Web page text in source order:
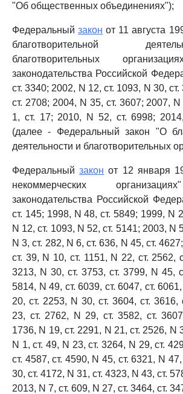
"Об общественных объединениях");
Федеральныйзакон от 11 августа
благотворительной
благотворительных
законодательства Российской
ст. 3340; 2002, N 12, ст. 1093, N 30,
ст. 2708; 2004, N 35, ст. 3607; 2007, N
1, ст. 17; 2010, N 52, ст. 6998;
(далее - Федеральный закон "О
деятельности и благотворительных
Федеральныйзакон от 12 января
некоммерческих
законодательства Российской
ст. 145; 1998, N 48, ст. 5849; 1999, N
N 12, ст. 1093, N 52, ст. 5141; 2003, N
N 3, ст. 282, N 6, ст. 636, N 45, ст.
ст. 39, N 10, ст. 1151, N 22, ст. 2562,
3213, N 30, ст. 3753, ст. 3799, N 45,
5814, N 49, ст. 6039, ст. 6047, ст.
20, ст. 2253, N 30, ст. 3604, ст. 3616,
23, ст. 2762, N 29, ст. 3582, ст.
1736, N 19, ст. 2291, N 21, ст. 2526, N
N 1, ст. 49, N 23, ст. 3264, N 29, ст.
ст. 4587, ст. 4590, N 45, ст. 6321, N
30, ст. 4172, N 31, ст. 4323, N 43, ст.
2013, N 7, ст. 609, N 27, ст. 3464, ст.